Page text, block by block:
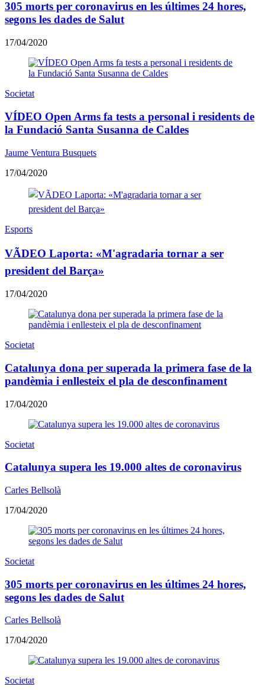
305 morts per coronavirus en les últimes 24 hores,
segons les dades de Salut
17/04/2020
Societat
VÍDEO Open Arms fa tests a personal i residents de
la Fundació Santa Susanna de Caldes
Jaume Ventura Busquets
17/04/2020
Esports
VÃDEO Laporta: «M'agradaria tornar a ser
president del Barça»
17/04/2020
Societat
Catalunya dona per superada la primera fase de la
pandèmia i enllesteix el pla de desconfinament
17/04/2020
Societat
Catalunya supera les 19.000 altes de coronavirus
Carles Bellsolà
17/04/2020
Societat
305 morts per coronavirus en les últimes 24 hores,
segons les dades de Salut
Carles Bellsolà
17/04/2020
Societat